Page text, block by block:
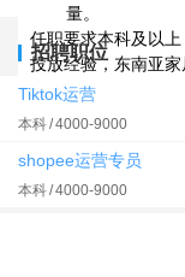
量。
任职要求本科及以
投放经验，东南亚
感强，善于团队协作
二、统一薪资福
薪资结构：底
晋升发展：完
招聘职位
Tiktok运营
本科 4000-9000
shopee运营专员
本科 4000-9000